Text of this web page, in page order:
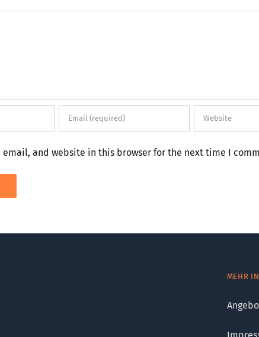
email, and website in this browser for the next time I
MEHR